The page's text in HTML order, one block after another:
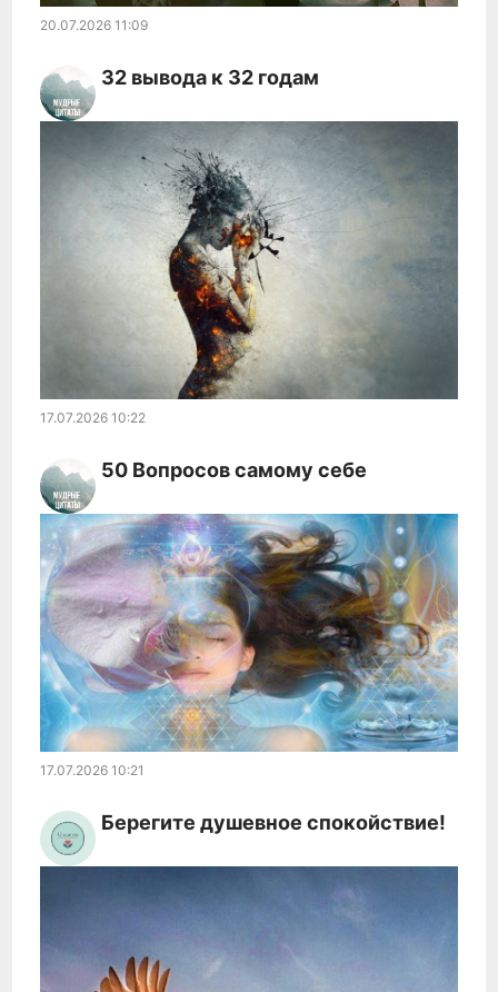
20.07.2026 11:09
32 вывода к 32 годам
17.07.2026 10:22
50 Вопросов самому себе
17.07.2026 10:21
Берегите душевное спокойствие!